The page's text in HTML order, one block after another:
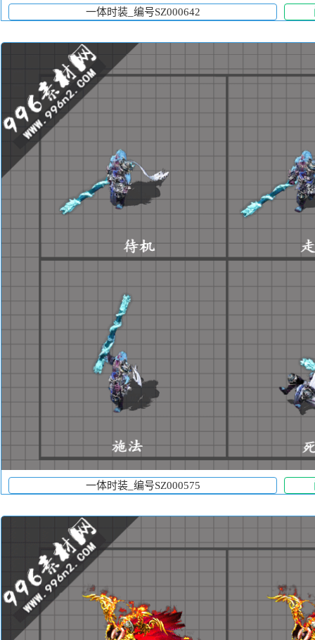
一体时装_编号SZ000642
一体时装_编号SZ000575